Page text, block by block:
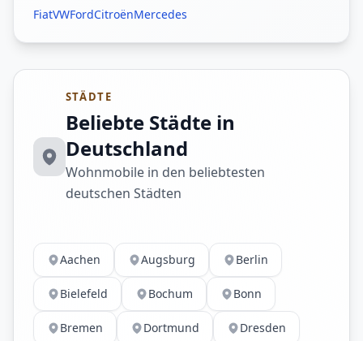
FiatVWFordCitroënMercedes
STÄDTE
Beliebte Städte in
Deutschland
Wohnmobile in den beliebtesten
deutschen Städten
Aachen Augsburg Berlin
Bielefeld Bochum Bonn
Bremen Dortmund Dresden